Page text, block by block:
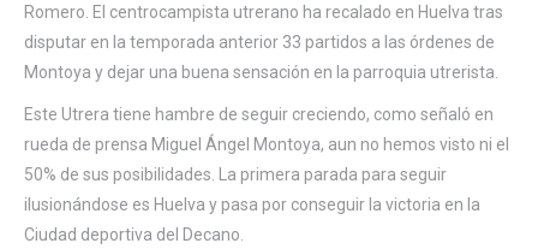
Romero. El centrocampista utrerano ha recalado en Huelva tras
disputar en la temporada anterior 33 partidos a las órdenes de
Montoya y dejar una buena sensación en la parroquia utrerista.
Este Utrera tiene hambre de seguir creciendo, como señaló en
rueda de prensa Miguel Ángel Montoya, aun no hemos visto ni el
50% de sus posibilidades. La primera parada para seguir
ilusionándose es Huelva y pasa por conseguir la victoria en la
Ciudad deportiva del Decano.